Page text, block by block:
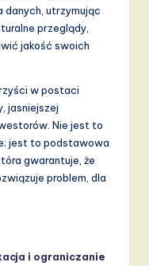
utrzymując
przeglądy,
jakość swoich
w postaci
jasniejszej
Nie jest to
jest to podstawowa
gwarantuje, że
problem, dla
i ograniczanie